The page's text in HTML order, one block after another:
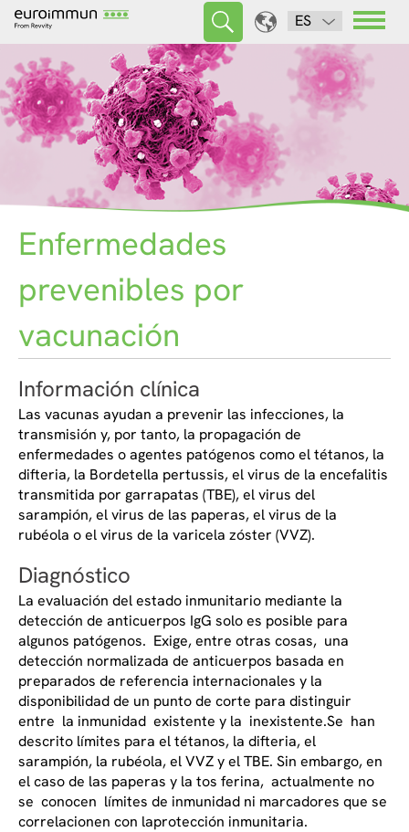
ES
Enfermedades
prevenibles por
vacunación
Información clínica
Las vacunas ayudan a prevenir las infecciones, la
transmisión y, por tanto, la propagación de
enfermedades o agentes patógenos como el tétanos, la
difteria, la Bordetella pertussis, el virus de la encefalitis
transmitida por garrapatas (TBE), el virus del
sarampión, el virus de las paperas, el virus de la
rubéola o el virus de la varicela zóster (VVZ).
Diagnóstico
La evaluación del estado inmunitario mediante la
detección de anticuerpos IgG solo es posible para
algunos patógenos. Exige, entre otras cosas, una
detección normalizada de anticuerpos basada en
preparados de referencia internacionales y la
disponibilidad de un punto de corte para distinguir
entre la inmunidad existente y la inexistente.Se han
descrito límites para el tétanos, la difteria, el
sarampión, la rubéola, el VVZ y el TBE. Sin embargo, en
el caso de las paperas y la tos ferina, actualmente no
se conocen límites de inmunidad ni marcadores que se
correlacionen con laprotección inmunitaria.